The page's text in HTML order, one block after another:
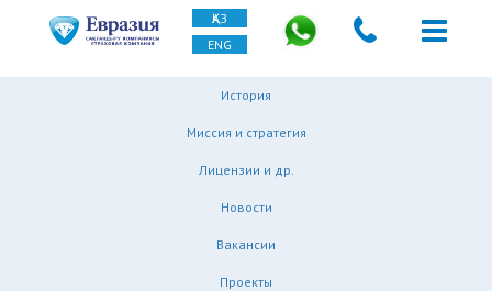
ҚАЗ
ENG
История
Миссия и стратегия
Лицензии и др.
Новости
Вакансии
Проекты